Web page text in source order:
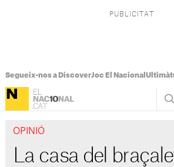
Segueix-nos a DiscoverJoc El Nacional
OPINIÓ
La casa del